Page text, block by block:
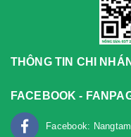
THÔNG TIN CHI
FACEBOOK -
Facebook: